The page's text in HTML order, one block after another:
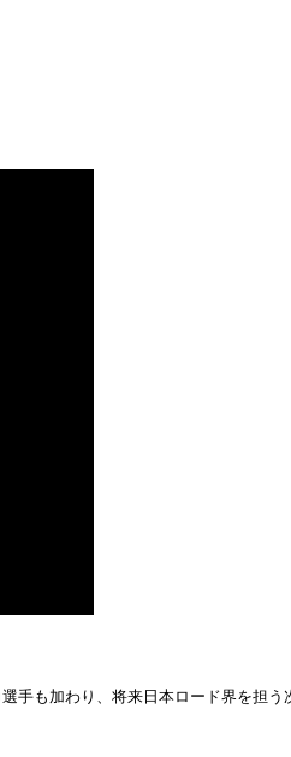
も加わり、将来日本ロード界を担